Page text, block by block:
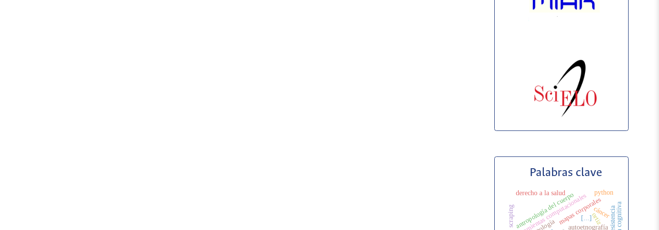
Palabras clave
[...]
autoetnografía
ortiz
mapas corporales
herramientas computacionales
antropología del cuerpo cáncer
derecho a la salud
resistencia
python
scraping